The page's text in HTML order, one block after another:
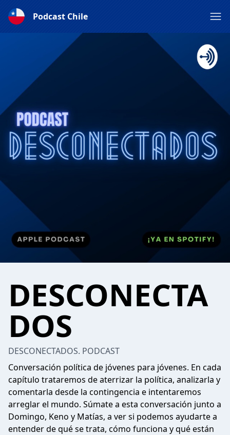
Podcast Chile
DESCONECTA
DOS
DESCONECTADOS. PODCAST
Conversación política de jóvenes para jóvenes. En cada
capítulo trataremos de aterrizar la política, analizarla y
comentarla desde la contingencia e intentaremos
arreglar el mundo. Súmate a esta conversación junto a
Domingo, Keno y Matías, a ver si podemos ayudarte a
entender de qué se trata, cómo funciona y qué están